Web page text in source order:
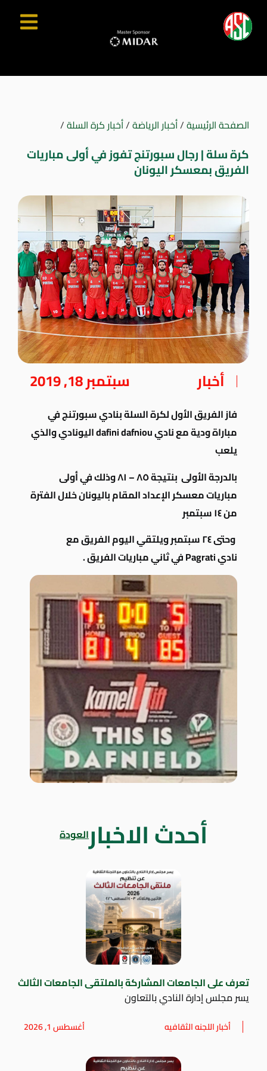
الصفحة الرئيسية/أخبار الرياضة/أخبار كرة السلة/
كرة سلة | رجال سبورتنج تفوز في أولى مباريات
الفريق بمعسكر اليونان
أخبار سبتمبر 18, 2019
فاز الفريق الأول لكرة السلة بنادي سبورتنج في
مباراة ودية مع نادي dafini dafniou اليونادي والذي
يلعب
بالدرجة الأولى
بنتيجة ٨٥ – ٨١ وذلك في أولى
مباريات معسكر الإعداد المقام باليونانخلال الفترة
من ١٤ سبتمبر
وحتى ٢٤ سبتمبر ويلتقي اليوم الفريق مع
نادي Pagrati في ثاني مباريات الفريق .
أحدث الاخبارالعودة
تعرف على الجامعات المشاركة بالملتقى الجامعات الثالث
يسر مجلس إدارة النادي بالتعاون
أخبار اللجنه الثقافيه أغسطس 1, 2026